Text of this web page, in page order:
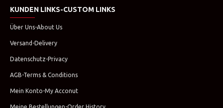
KUNDEN LINKS-CUSTOM LINKS
Über Uns-About Us
Versand-Delivery
Datenschutz-Privacy
AGB-Terms & Conditions
Mein Konto-My Acconut